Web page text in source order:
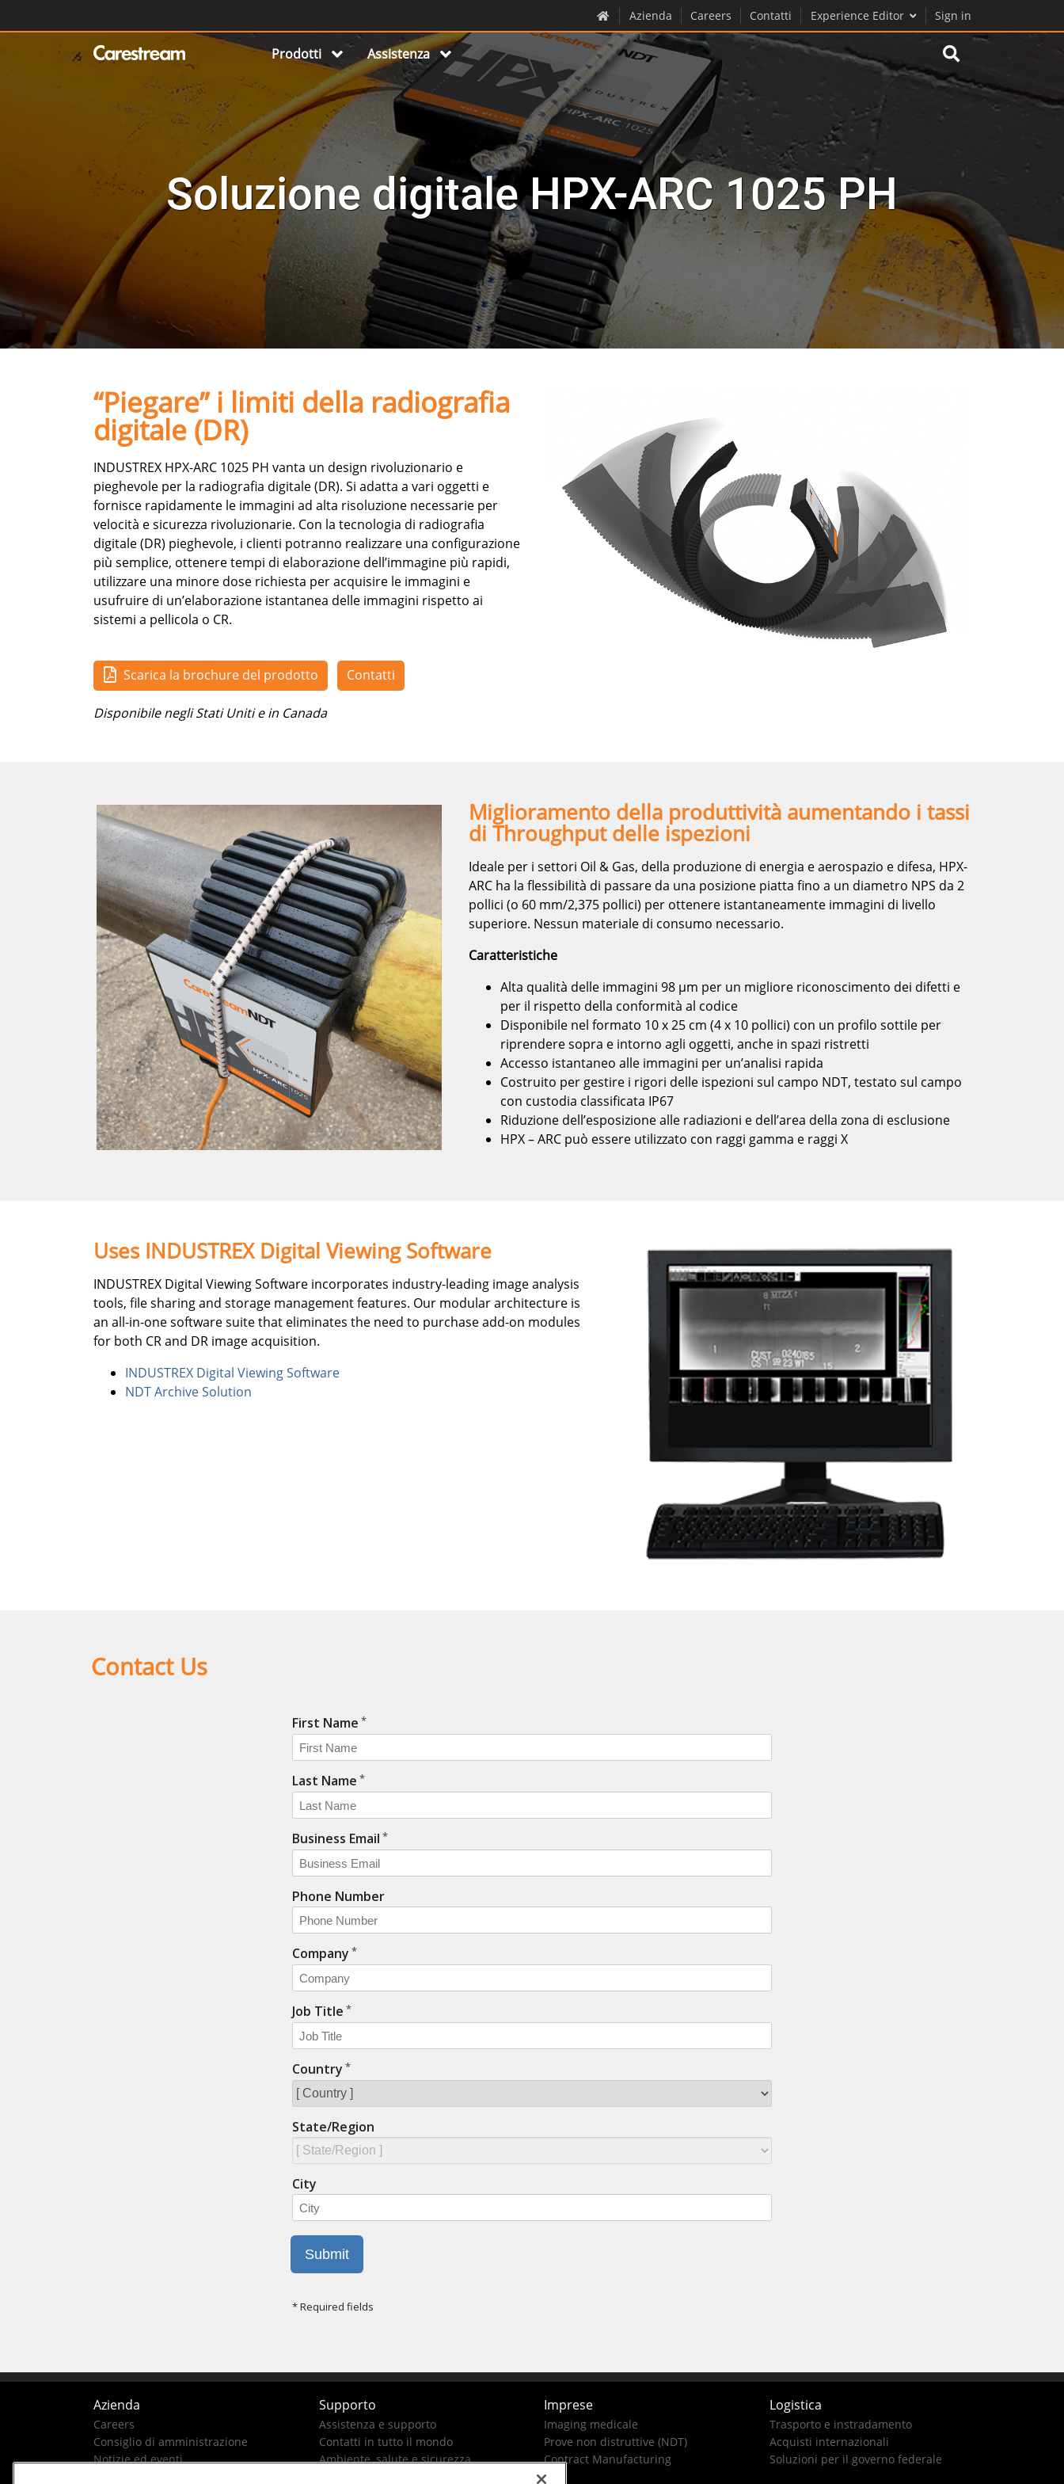
Azienda Careers Contatti Experience Editor Sign in
Prodotti Assistenza
Soluzione digitale HPX-ARC 1025 PH
“Piegare” i limiti della radiografia
digitale (DR)
INDUSTREX HPX-ARC 1025 PH vanta un design rivoluzionario e
pieghevole per la radiografia digitale (DR). Si adatta a vari oggetti e
fornisce rapidamente le immagini ad alta risoluzione necessarie per
velocità e sicurezza rivoluzionarie. Con la tecnologia di radiografia
digitale (DR) pieghevole, i clienti potranno realizzare una configurazione
più semplice, ottenere tempi di elaborazione dell’immagine più rapidi,
utilizzare una minore dose richiesta per acquisire le immagini e
usufruire di un’elaborazione istantanea delle immagini rispetto ai
sistemi a pellicola o CR.
Scarica la brochure del prodotto Contatti
Disponibile negli Stati Uniti e in Canada
Miglioramento della produttività aumentando i tassi
di Throughput delle ispezioni
Ideale per i settori Oil & Gas, della produzione di energia e aerospazio e difesa, HPX-
ARC ha la flessibilità di passare da una posizione piatta fino a un diametro NPS da 2
pollici (o 60 mm/2,375 pollici) per ottenere istantaneamente immagini di livello
superiore. Nessun materiale di consumo necessario.
Caratteristiche
Alta qualità delle immagini 98 µm per un migliore riconoscimento dei difetti e
per il rispetto della conformità al codice
Disponibile nel formato 10 x 25 cm (4 x 10 pollici) con un profilo sottile per
riprendere sopra e intorno agli oggetti, anche in spazi ristretti
Accesso istantaneo alle immagini per un’analisi rapida
Costruito per gestire i rigori delle ispezioni sul campo NDT, testato sul campo
con custodia classificata IP67
Riduzione dell’esposizione alle radiazioni e dell’area della zona di esclusione
HPX – ARC può essere utilizzato con raggi gamma e raggi X
Uses INDUSTREX Digital Viewing Software
INDUSTREX Digital Viewing Software incorporates industry-leading image analysis
tools, file sharing and storage management features. Our modular architecture is
an all-in-one software suite that eliminates the need to purchase add-on modules
for both CR and DR image acquisition.
INDUSTREX Digital Viewing Software
NDT Archive Solution
Contact Us
Azienda
Careers
Consiglio di amministrazione
Notizie ed eventi
Supporto
Assistenza e supporto
Contatti in tutto il mondo
Ambiente, salute e sicurezza
Imprese
Imaging medicale
Prove non distruttive (NDT)
Contract Manufacturing
Logistica
Trasporto e instradamento
Acquisti internazionali
Soluzioni per il governo federale